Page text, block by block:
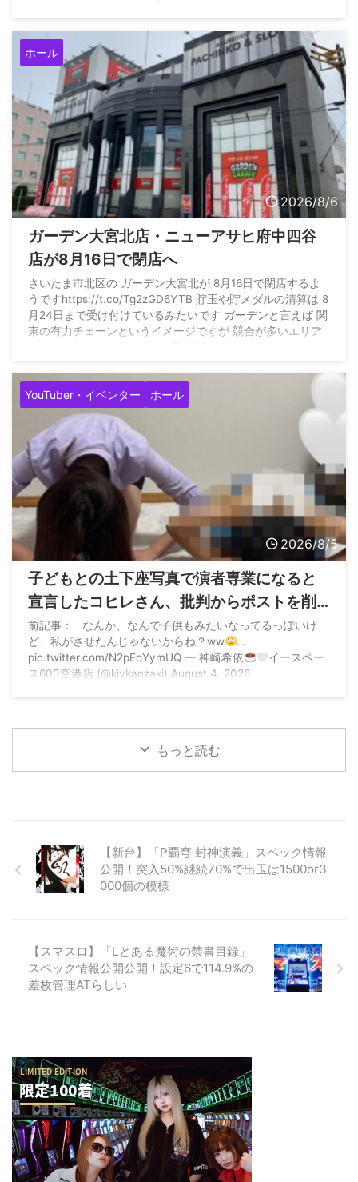
ホール
2026/8/6
ガーデン大宮北店・ニューアサヒ府中四谷
店が8月16日で閉店へ
さいたま市北区の ガーデン大宮北が 8月16日で閉店するよ
うですhttps://t.co/Tg2zGD6YTB 貯玉や貯メダルの清算は 8
月24日まで受け付けているみたいです ガーデンと言えば 関
東の有力チェーンというイメージですが 競合が多いエリア
(@slotmania77777) August 5, 2026
YouTuber・イベンター ホール
2026/8/5
子どもとの土下座写真で演者専業になると
宣言したコヒレさん、批判からポストを削
除して再度子どもとの土下座写真でご報告
前記事： なんか、なんで子供もみたいなってるっぽいけ
ど、私がさせたんじゃないからね？ww
…
pic.twitter.com/N2pEqYymUQ — 神崎希依
イースペー
ス600空港店 (@kiykanzaki) August 4, 2026
もっと読む
【新台】「P覇穹 封神演義」スペック情報
公開！突入50%継続70%で出玉は1500or3
000個の模様
【スマスロ】「Lとある魔術の禁書目録」
スペック情報公開公開！設定6で114.9%の
差枚管理ATらしい